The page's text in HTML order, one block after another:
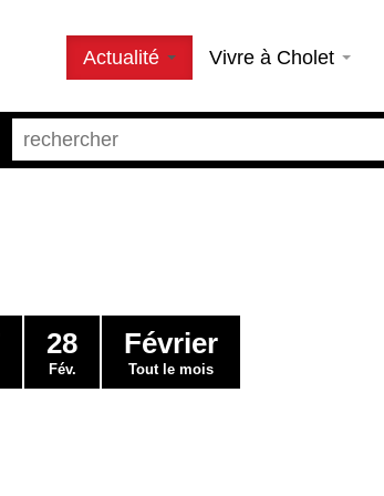
Actualité Vivre à Cholet
28
Fév.
Février
Tout le mois